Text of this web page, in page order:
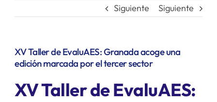
GRUPOS DE INVESTIGACIÓN
Siguiente Siguiente
XV Taller de EvaluAES: Granada acoge una
edición marcada por el tercer sector
XV Taller de EvaluAES: